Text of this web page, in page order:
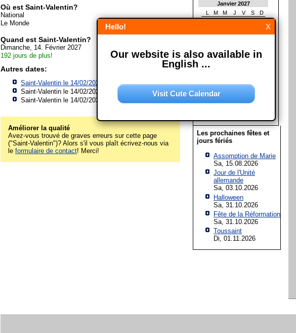
Où est Saint-Valentin?
National
Le Monde
Quand est Saint-Valentin?
Dimanche, 14. Février 2027
192 jours de plus!
Autres dates:
Saint-Valentin le 14/02/2028 à
Le Monde
Saint-Valentin le 14/02/2029
Saint-Valentin le 14/02/2030
Améliorer la qualité
Avez-vous trouvé de graves erreurs sur cette page
("Saint-Valentin")? Alors s'il vous plaît écrivez-nous via
le formulaire de contact! Merci!
Janvier 2027
L
M M J V S
D
1
2
3
25 26 27 28 29 30 31
1
2 3 4 5 6
8
9
15 16 17 18 19 20
Les prochaines fêtes et
jours fériés
Assomption de Marie
Sa, 15.08.2026
Jour de l'Unité
allemande
Sa, 03.10.2026
Halloween
Sa, 31.10.2026
Fête de la Réformation
Sa, 31.10.2026
Toussaint
Di, 01.11.2026
X
Hello!
Our website is also available in
English ...
Visit Cute Calendar